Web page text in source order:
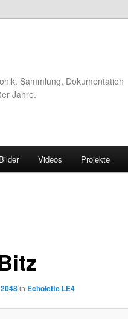
Sammlung, Dokumentation
Jahre.
Bilder Videos Projekte
in Echolette LE4